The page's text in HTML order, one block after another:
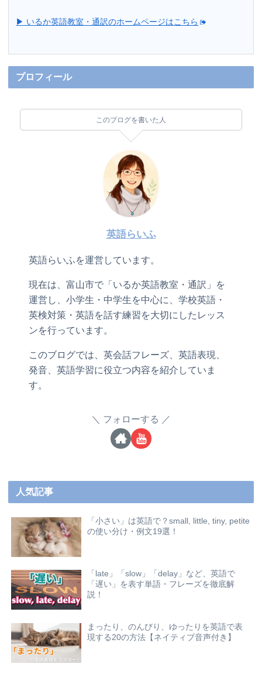
▶ いるか英語教室・通訳のホームページはこちら
プロフィール
このブログを書いた人
英語らいふ
英語らいふを運営しています。
現在は、富山市で「いるか英語教室・通訳」を
運営し、小学生・中学生を中心に、学校英語・
英検対策・英語を話す練習を大切にしたレッス
ンを行っています。
このブログでは、英会話フレーズ、英語表現、
発音、英語学習に役立つ内容を紹介していま
す。
フォローする
人気記事
「小さい」は英語で？small, little, tiny, petite
の使い分け・例文19選！
「late」「slow」「delay」など、英語で
「遅い」を表す単語・フレーズを徹底解
説！
まったり、のんびり、ゆったりを英語で表
現する20の方法【ネイティブ音声付き】